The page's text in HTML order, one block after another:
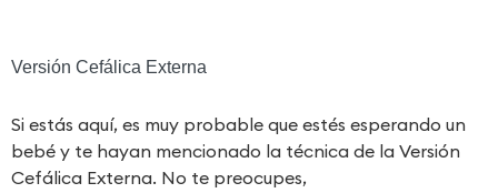
Versión Cefálica Externa
Si estás aquí, es muy probable que estés esperando un
bebé y te hayan mencionado la técnica de la Versión
Cefálica Externa. No te preocupes,